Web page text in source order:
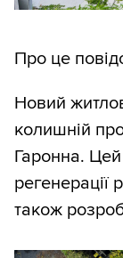
Про це
Новий
колишній
Гаронна.
регенерації
також